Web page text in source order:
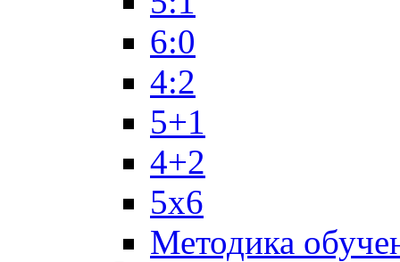
6:0
4:2
5+1
4+2
5x6
Методика